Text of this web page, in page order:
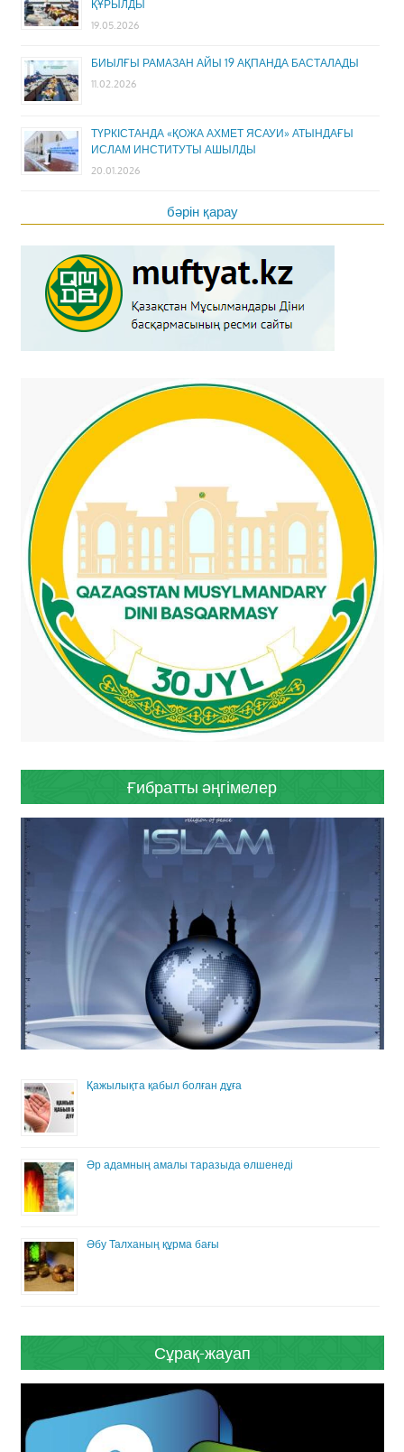
ҚҰРЫЛДЫ
19.05.2026
БИЫЛҒЫ РАМАЗАН АЙЫ 19 АҚПАНДА БАСТАЛАДЫ
11.02.2026
ТҮРКІСТАНДА «ҚОЖА АХМЕТ ЯСАУИ» АТЫНДАҒЫ
ИСЛАМ ИНСТИТУТЫ АШЫЛДЫ
20.01.2026
бәрін қарау
Ғибратты әңгімелер
Қажылықта қабыл болған дұға
Әр адамның амалы таразыда өлшенеді
Әбу Талханың құрма бағы
Сұрақ-жауап